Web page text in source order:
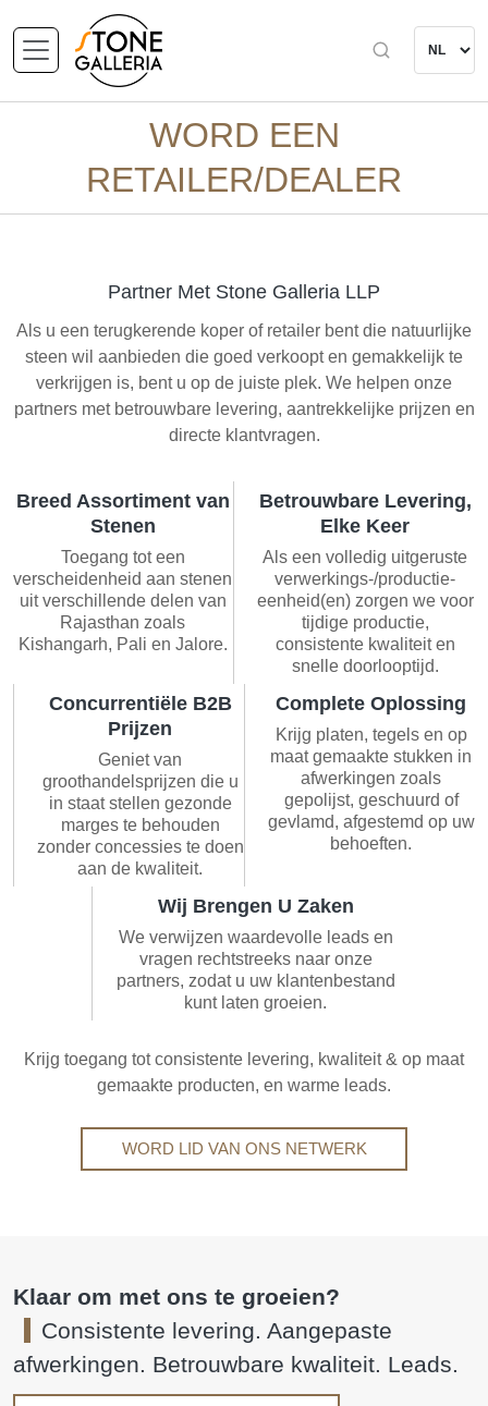
WORD EEN
RETAILER/DEALER
Partner Met Stone Galleria LLP
Als u een terugkerende koper of retailer bent die natuurlijke
steen wil aanbieden die goed verkoopt en gemakkelijk te
verkrijgen is, bent u op de juiste plek. We helpen onze
partners met betrouwbare levering, aantrekkelijke prijzen en
directe klantvragen.
Breed Assortiment van
Stenen
Toegang tot een
verscheidenheid aan stenen
uit verschillende delen van
Rajasthan zoals
Kishangarh, Pali en Jalore.
Betrouwbare Levering,
Elke Keer
Als een volledig uitgeruste
verwerkings-/productie-
eenheid(en) zorgen we voor
tijdige productie,
consistente kwaliteit en
snelle doorlooptijd.
Concurrentiële B2B
Prijzen
Geniet van
groothandelsprijzen die u
in staat stellen gezonde
marges te behouden
zonder concessies te doen
aan de kwaliteit.
Complete Oplossing
Krijg platen, tegels en op
maat gemaakte stukken in
afwerkingen zoals
gepolijst, geschuurd of
gevlamd, afgestemd op uw
behoeften.
Wij Brengen U Zaken
We verwijzen waardevolle leads en
vragen rechtstreeks naar onze
partners, zodat u uw klantenbestand
kunt laten groeien.
Krijg toegang tot consistente levering, kwaliteit & op maat
gemaakte producten, en warme leads.
WORD LID VAN ONS NETWERK
Klaar om met ons te groeien?
Consistente levering. Aangepaste
afwerkingen. Betrouwbare kwaliteit. Leads.